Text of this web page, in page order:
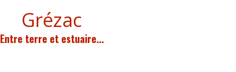
Grézac
Entre terre et estuaire...